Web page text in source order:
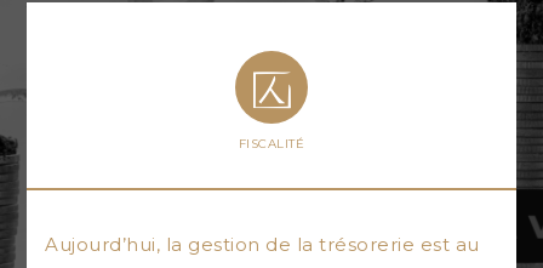
FISCALITÉ
Aujourd’hui, la gestion de la trésorerie est au